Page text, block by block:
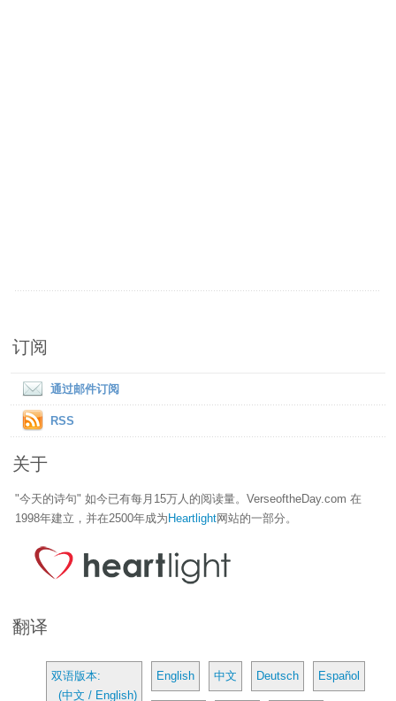
订阅
通过邮件订阅
RSS
关于
"今天的诗句" 如今已有每月15万人的阅读量。VerseoftheDay.com 在
1998年建立，并在2500年成为 Heartlight网站的一部分。
翻译
双语版本:
(中文 / English)
English 中文 Deutsch Español